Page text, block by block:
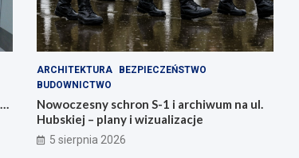
ARCHITEKTURA
BEZPIECZEŃSTWO
BUDOWNICTWO
Nowoczesny schron S-1 i archiwum na ul.
Hubskiej – plany i wizualizacje
5 sierpnia 2026